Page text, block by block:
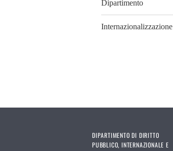
Dipartimento
Internazionalizzazione
DIPARTIMENTO DI DIRITTO
PUBBLICO, INTERNAZIONALE E